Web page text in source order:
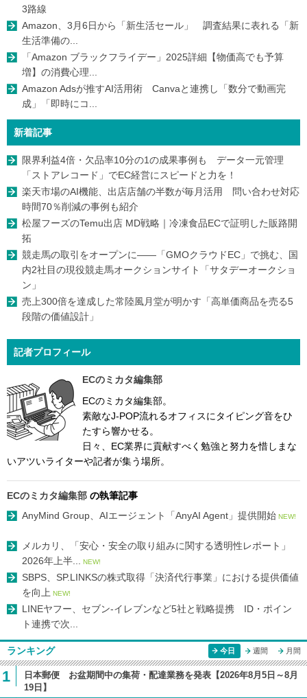
3路線
Amazon、3月6日から「新生活セール」 調査結果に表れる「新
生活準備の...
「Amazon ブラックフライデー」2025詳細【物価高でも予算
増】の消費心理...
Amazon Adsが推すAI活用術 Canvaと連携し「数分で動画完
成」「即時にコ...
新着記事
限界利益4倍・欠品率10分の1の成果事例も データ一元管理
「ストアレコード」でEC経営にスピードと力を！
楽天市場のAI機能、出店店舗の半数が毎月活用 問い合わせ対応
時間70％削減の事例も紹介
松屋フーズのTemu出店 MD戦略｜冷凍食品ECで証明した販路開
拓
競走馬の取引をオープンに――「GMOクラウドEC」で挑む、国
内2社目の現役競走馬オークションサイト「サタデーオークショ
ン」
売上300倍を達成した常陸風月堂が明かす「高単価商品を売る5
段階の価値設計」
記者プロフィール
ECのミカタ編集部
ECのミカタ編集部。
素敵なJ-POP流れるオフィスにタイピング音をひ
たすら響かせる。
日々、EC業界に貢献すべく勉強と努力を惜しまな
いアツいライターや記者が集う場所。
ECのミカタ編集部 の執筆記事
AnyMind Group、AIエージェント「AnyAI Agent」提供開始 NEW!
メルカリ、「安心・安全の取り組みに関する透明性レポート」
2026年上半... NEW!
SBPS、SP.LINKSの株式取得「決済代行事業」における提供価値
を向上 NEW!
LINEヤフー、セブン-イレブンなど5社と戦略提携 ID・ポイン
ト連携で次...
ランキング 今日 週間 月間
1
日本郵便 お盆期間中の集荷・配達業務を発表【2026年8月5日～8月
19日】